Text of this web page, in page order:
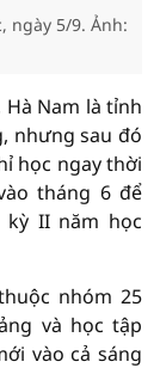
ngày 5/9. Ảnh:
Nam là tỉnh
nhưng sau đó
học ngay thời
tháng 6 để
II năm học
nhóm 25
và học tập
vào cả sáng